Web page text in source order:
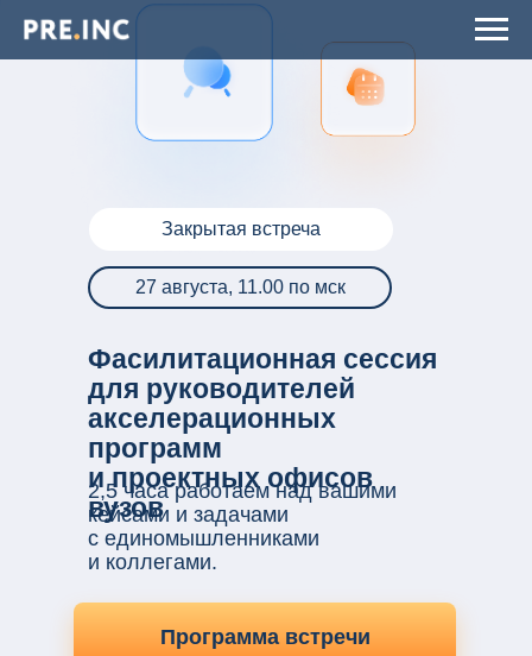
2,5 часа работаем над вашими
кейсами и задачами
с единомышленниками
и коллегами.
Фасилитационная сессия
для руководителей
акселерационных
программ
и проектных офисов
вузов
27 августа, 11.00 по мск
Закрытая встреча
Программа встречи